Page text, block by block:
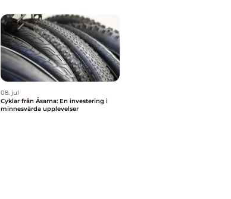
08. jul
Cyklar från Åsarna: En investering i
minnesvärda upplevelser